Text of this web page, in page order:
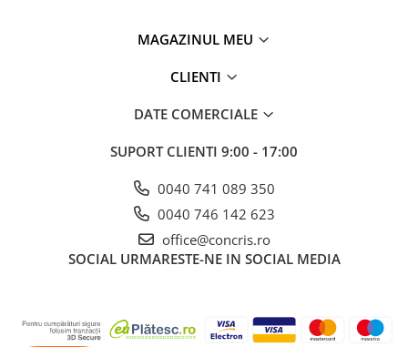
MAGAZINUL MEU
CLIENTI
DATE COMERCIALE
SUPORT CLIENTI 9:00 - 17:00
0040 741 089 350
0040 746 142 623
office@concris.ro
SOCIAL URMARESTE-NE IN SOCIAL MEDIA